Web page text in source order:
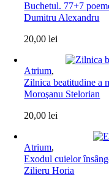
Buchetul. 77+7
Dumitru Alexandru
20,00lei
Atrium,
Zilnica beatitudine a
Moroşanu Stelorian
20,00lei
Atrium,
Exodul cuielor
Zilieru Horia